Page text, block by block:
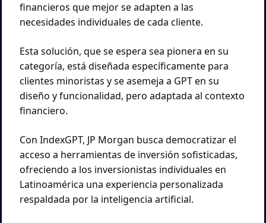
financieros que mejor se adapten a las
necesidades individuales de cada cliente.
Esta solución, que se espera sea pionera en su
categoría, está diseñada específicamente para
clientes minoristas y se asemeja a GPT en su
diseño y funcionalidad, pero adaptada al contexto
financiero.
Con IndexGPT, JP Morgan busca democratizar el
acceso a herramientas de inversión sofisticadas,
ofreciendo a los inversionistas individuales en
Latinoamérica una experiencia personalizada
respaldada por la inteligencia artificial.